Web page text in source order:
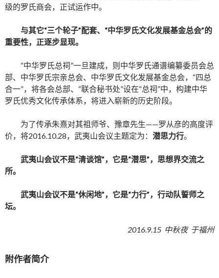
级的罗氏商会，正试运作中。
与其它“三个轮子”配套、 “中华罗氏文化发展基金总会”的
重要性，正逐步显现。
“中华罗氏总祠”一旦建成，则中华罗氏通谱编纂委员会总
部、中华罗氏宗亲总会、中华罗氏文化发展基金总会，“四总
合一”，将各会总部、“联合秘书处”设在“总祠”中，构建中华
罗氏优秀文化传承体系，将进入崭新的历史阶段。
为了传承朱熹对其祖师爷、豫章先生——罗从彦的高度评
价，将2016.10.28，武夷山会议主题定为： 潜思力行。
武夷山会议不是“清谈馆”，它是“潜思”，思想界交流之
所。
武夷山会议不是“休闲地”，它是“力行”，行动队誓师之
坛。
2016.9.15 中秋夜 于福州
附作者简介